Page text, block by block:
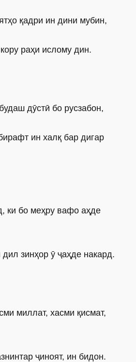
қадри ин дини мубин,
раҳи ислому дин.
дӯстӣ бо русзабон,
ин халқ бар дигар
ки бо меҳру вафо аҳде
зинҳор ӯ ҷаҳде накард.
миллат, хасми қисмат,
ҷиноят, ин бидон.